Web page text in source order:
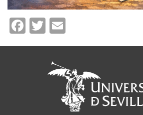
Facebook
Twitter